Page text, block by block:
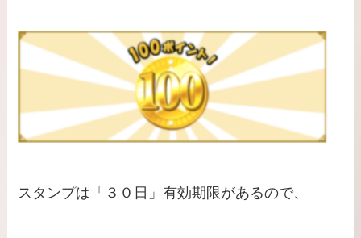
スタンプは「３０日」有効期限があるので、